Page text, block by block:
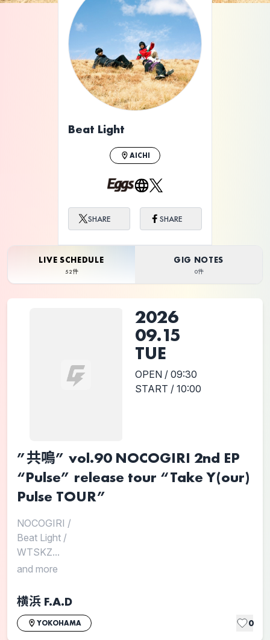
ライブ体験をもっと楽しく、もっと便利
に。
Beat Light
AICHI
SHARE SHARE
LIVE SCHEDULE
52件
GIG NOTES
0件
2026
09.15
TUE
OPEN / 09:30
START / 10:00
”共鳴” vol.90 NOCOGIRI 2nd EP
“Pulse” release tour “Take Y(our)
Pulse TOUR”
NOCOGIRI /
Beat Light /
WTSKZ...
and more
横浜 F.A.D
YOKOHAMA 0